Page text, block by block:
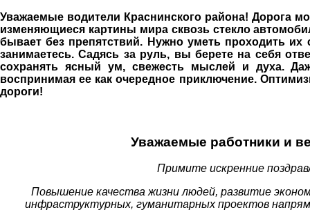
Уважаемые водители Краснинского района! Дорога
изменяющиеся картины мира сквозь стекло
бывает без препятствий. Нужно уметь проходить
занимаетесь. Садясь за руль, вы берете на себя
сохранять ясный ум, свежесть мыслей и духа.
воспринимая ее как очередное приключение.
дороги!
Уважаемые работники и
Примите искренние
Повышение качества жизни людей, развитие
инфраструктурных, гуманитарных проектов